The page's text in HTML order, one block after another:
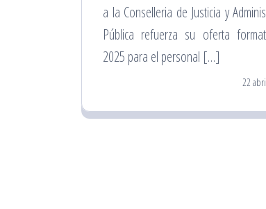
a la Conselleria de Justicia y
Pública refuerza su oferta
2025 para el personal […]
22